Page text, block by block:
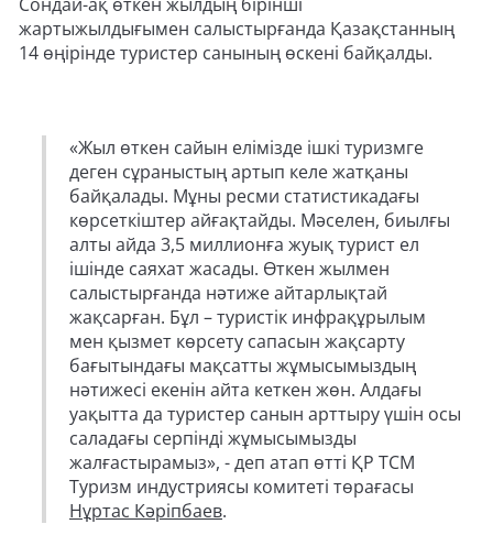
жартыжылдығымен салыстырғанда Қазақстанның
14 өңірінде туристер санының өскені байқалды.
«Жыл өткен сайын елімізде ішкі туризмге
деген сұраныстың артып келе жатқаны
байқалады. Мұны ресми статистикадағы
көрсеткіштер айғақтайды. Мәселен, биылғы
алты айда 3,5 миллионға жуық турист ел
ішінде саяхат жасады. Өткен жылмен
салыстырғанда нәтиже айтарлықтай
жақсарған. Бұл – туристік инфрақұрылым
мен қызмет көрсету сапасын жақсарту
бағытындағы мақсатты жұмысымыздың
нәтижесі екенін айта кеткен жөн. Алдағы
уақытта да туристер санын арттыру үшін осы
саладағы серпінді жұмысымызды
жалғастырамыз», - деп атап өтті ҚР ТСМ
Туризм индустриясы комитеті төрағасы
Нұртас Кәріпбаев.